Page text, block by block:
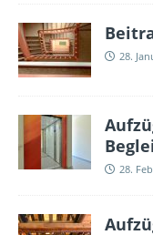
28.
28.